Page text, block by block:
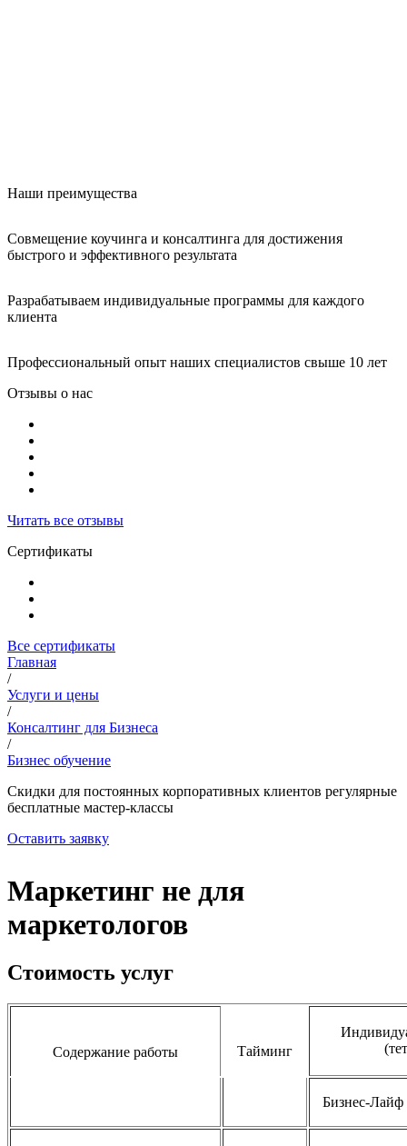
Наши преимущества
Совмещение коучинга и консалтинга для достижения
быстрого и эффективного результата
Разрабатываем индивидуальные программы для каждого
клиента
Профессиональный опыт наших специалистов свыше 10 лет
Отзывы о нас
Читать все отзывы
Сертификаты
Все сертификаты
Главная
/
Услуги и цены
/
Консалтинг для Бизнеса
/
Бизнес обучение
Скидки для постоянных корпоративных клиентов регулярные
бесплатные мастер-классы
Оставить заявку
Маркетинг не для
маркетологов
Стоимость услуг
Содержание работы Тайминг
Бизнес-Лайф